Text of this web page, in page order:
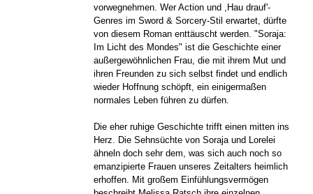
vorwegnehmen. Wer Action und ,Hau drauf'-
Genres im Sword & Sorcery-Stil erwartet, dürfte
von diesem Roman enttäuscht werden. "Soraja:
Im Licht des Mondes" ist die Geschichte einer
außergewöhnlichen Frau, die mit ihrem Mut und
ihren Freunden zu sich selbst findet und endlich
wieder Hoffnung schöpft, ein einigermaßen
normales Leben führen zu dürfen.
Die eher ruhige Geschichte trifft einen mitten ins
Herz. Die Sehnsüchte von Soraja und Lorelei
ähneln doch sehr dem, was sich auch noch so
emanzipierte Frauen unseres Zeitalters heimlich
erhoffen. Mit großem Einfühlungsvermögen